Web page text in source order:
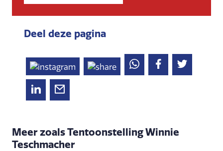
Deel deze pagina
Meer zoals Tentoonstelling Winnie
Teschmacher